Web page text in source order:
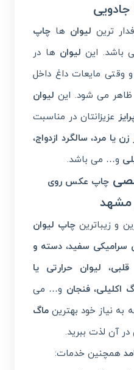
ترین لیوان ها چاپ
باشد. این لیوان ها در
وقتی مایعات داغ داخل
ظاهر می شود. این لیوان
عزیزانتان در مناسبت
زن یا مرد، سالگرد ازدواج،
و… می باشد.
چاپ عکس روی
مشهد
و زیباترین چاپ لیوان
سرامیکی سفید، دسته و
، لیوان حرارتی یا
اکلیلی،فنجان و… می
به نیاز خود بهترین ماگ
آن لذت ببرید.
همچنین خدمات: